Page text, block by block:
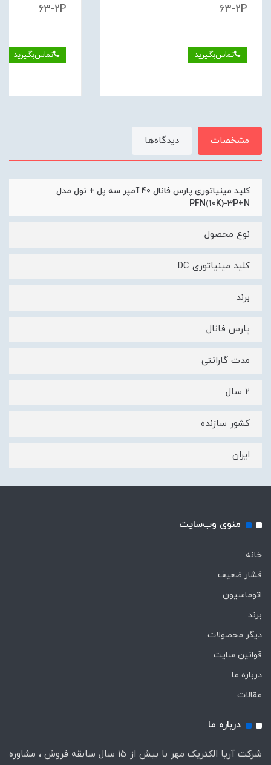
63-2P
تماس‌بگیرید
63-2P
تماس‌بگیرید
مشخصات دیدگاه‌ها
کلید مینیاتوری پارس فانال 40 آمپر سه پل + نول مدل
PFN(10K)-3P+N
نوع محصول
کلید مینیاتوری DC
برند
پارس فانال
مدت گارانتی
۲ سال
کشور سازنده
ایران
منوی وب‌سایت
خانه
فشار ضعیف
اتوماسیون
برند
دیگر محصولات
قوانین سایت
درباره ما
مقالات
درباره ما
شرکت آریا الکتریک مهر با بیش از 15 سال سابقه فروش ، مشاوره